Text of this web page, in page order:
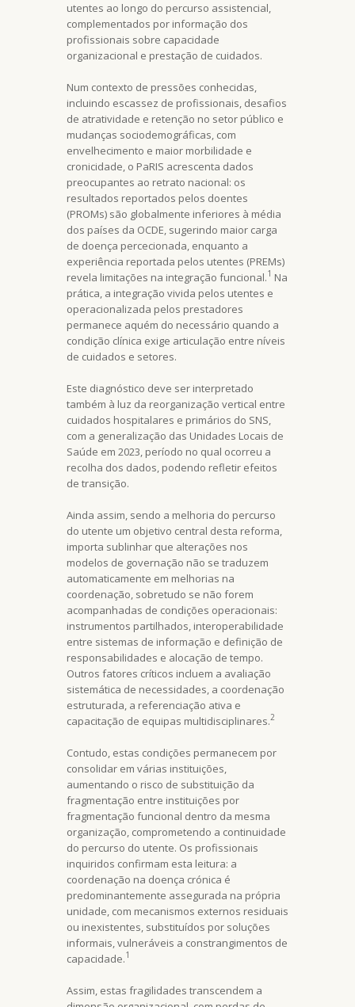
utentes ao longo do percurso assistencial,
complementados por informação dos
profissionais sobre capacidade
organizacional e prestação de cuidados.
Num contexto de pressões conhecidas,
incluindo escassez de profissionais, desafios
de atratividade e retenção no setor público e
mudanças sociodemográficas, com
envelhecimento e maior morbilidade e
cronicidade, o PaRIS acrescenta dados
preocupantes ao retrato nacional: os
resultados reportados pelos doentes
(PROMs) são globalmente inferiores à média
dos países da OCDE, sugerindo maior carga
de doença percecionada, enquanto a
experiência reportada pelos utentes (PREMs)
revela limitações na integração funcional.1 Na
prática, a integração vivida pelos utentes e
operacionalizada pelos prestadores
permanece aquém do necessário quando a
condição clínica exige articulação entre níveis
de cuidados e setores.
Este diagnóstico deve ser interpretado
também à luz da reorganização vertical entre
cuidados hospitalares e primários do SNS,
com a generalização das Unidades Locais de
Saúde em 2023, período no qual ocorreu a
recolha dos dados, podendo refletir efeitos
de transição.
Ainda assim, sendo a melhoria do percurso
do utente um objetivo central desta reforma,
importa sublinhar que alterações nos
modelos de governação não se traduzem
automaticamente em melhorias na
coordenação, sobretudo se não forem
acompanhadas de condições operacionais:
instrumentos partilhados, interoperabilidade
entre sistemas de informação e definição de
responsabilidades e alocação de tempo.
Outros fatores críticos incluem a avaliação
sistemática de necessidades, a coordenação
estruturada, a referenciação ativa e
capacitação de equipas multidisciplinares.2
Contudo, estas condições permanecem por
consolidar em várias instituições,
aumentando o risco de substituição da
fragmentação entre instituições por
fragmentação funcional dentro da mesma
organização, comprometendo a continuidade
do percurso do utente. Os profissionais
inquiridos confirmam esta leitura: a
coordenação na doença crónica é
predominantemente assegurada na própria
unidade, com mecanismos externos residuais
ou inexistentes, substituídos por soluções
informais, vulneráveis a constrangimentos de
capacidade.1
Assim, estas fragilidades transcendem a